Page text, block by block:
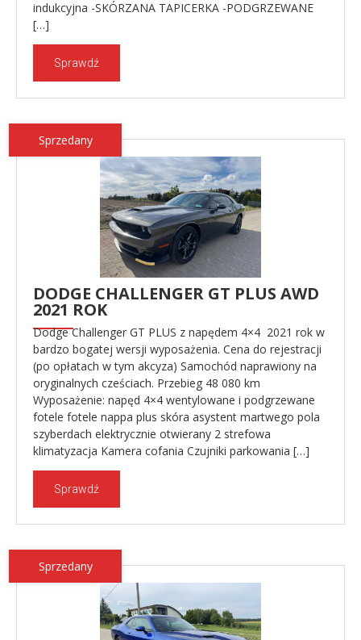
indukcyjna -SKÓRZANA TAPICERKA -PODGRZEWANE
[…]
Sprawdź
Sprzedany
DODGE CHALLENGER GT PLUS AWD
2021 ROK
Dodge Challenger GT PLUS z napędem 4×4 2021 rok w
bardzo bogatej wersji wyposażenia. Cena do rejestracji
(po opłatach w tym akcyza) Samochód naprawiony na
oryginalnych cześciach. Przebieg 48 080 km
Wyposażenie: napęd 4×4 wentylowane i podgrzewane
fotele fotele nappa plus skóra asystent martwego pola
szyberdach elektrycznie otwierany 2 strefowa
klimatyzacja Kamera cofania Czujniki parkowania […]
Sprawdź
Sprzedany